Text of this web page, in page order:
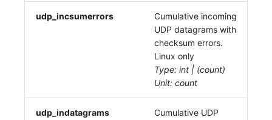
udp_incsumerrors
Cumulative incoming
UDP datagrams with
checksum errors.
Linux only
Type: int | (count)
Unit: count
udp_indatagrams
Cumulative UDP